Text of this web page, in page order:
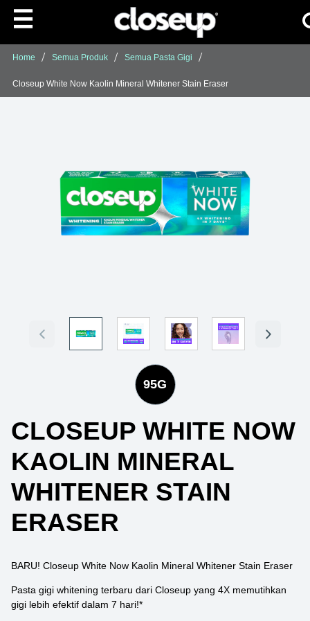
Skip to content
Home Semua Produk Semua Pasta Gigi
Closeup White Now Kaolin Mineral Whitener Stain Eraser
Dapatkan 12
95G
CLOSEUP WHITE NOW
KAOLIN MINERAL
WHITENER STAIN
ERASER
BARU! Closeup White Now Kaolin Mineral Whitener Stain Eraser
Pasta gigi whitening terbaru dari Closeup yang 4X memutihkan
gigi lebih efektif dalam 7 hari!*